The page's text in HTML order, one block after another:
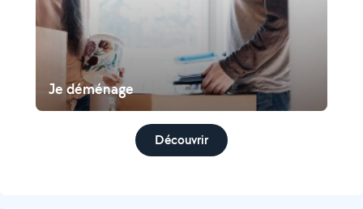
Je déménage
Découvrir